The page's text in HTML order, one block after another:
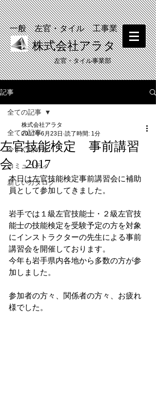
一般 左官・タイル 工事業
株式会社アラタ
​左官・タイル事業部
​塗り壁体験 受付中！
記事
全ての記事
今すぐ始める
コミュニティ
新しいカタログ
全ての記事
左官技能検定 事前講習
会 2017
株式会社アラタ
2017年6月23日 読了時間: 1分
本日は左官技能検定事前講習会に補助
員として参加してきました。
岩手では１級左官技能士・２級左官技
能士の技能検定を受験予定の方を対象
にインストラクターの先生による事前
講習会を開催しております。
今年も岩手県内各地から多数の方が参
加しました。
参加者の方々、関係者の方々、お疲れ
様でした。